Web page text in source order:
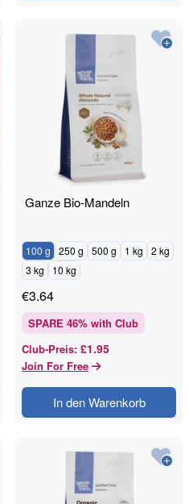
Ganze Bio-Mandeln
100 g 250 g 500 g 1 kg
2 kg
3 kg
10 kg
€3.64
SPARE 46% with Club
Club-Preis: £1.95
Join For Free
In den Warenkorb